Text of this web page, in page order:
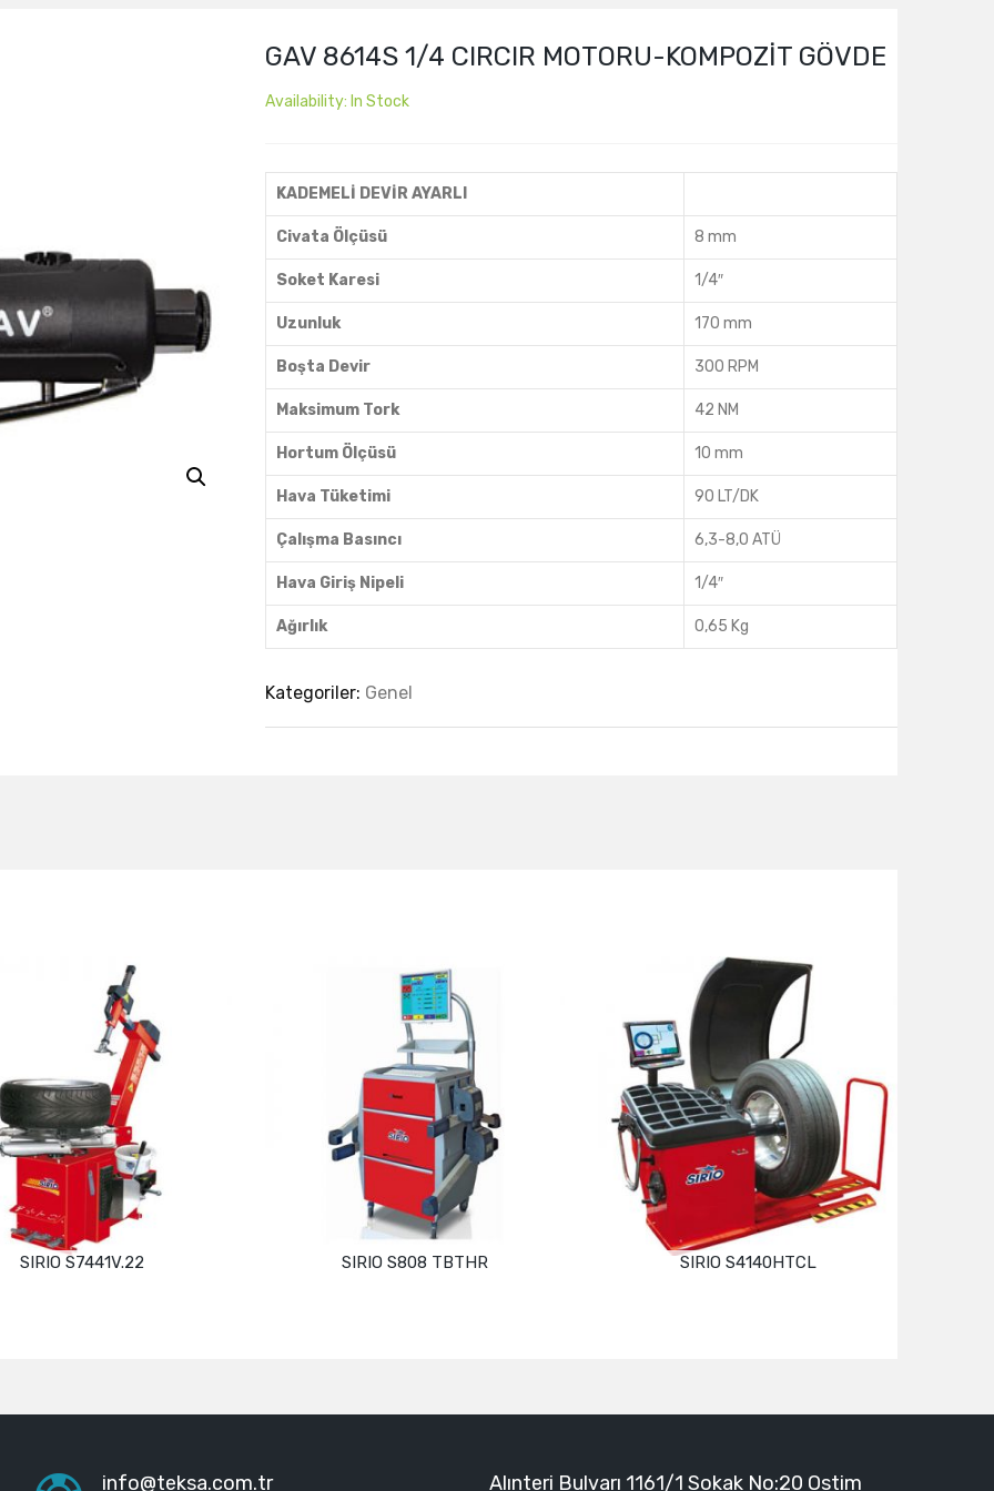
GAV 8614S 1/4 CIRCIR MOTORU-KOMPOZİT GÖVDE
Availability: In Stock
KADEMELİ DEVİR AYARLI
Civata Ölçüsü 8 mm
Soket Karesi 1/4″
Uzunluk 170 mm
Boşta Devir 300 RPM
Maksimum Tork 42 NM
Hortum Ölçüsü 10 mm
Hava Tüketimi 90 LT/DK
Çalışma Basıncı 6,3-8,0 ATÜ
Hava Giriş Nipeli 1/4″
Ağırlık 0,65 Kg
Kategoriler: Genel
SIRIO S7441V.22 SIRIO S808 TBTHR SIRIO S4140HTCL
info@teksa.com.tr Alınteri Bulvarı 1161/1 Sokak No:20 Ostim